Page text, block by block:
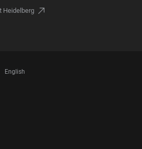
Heidelberg
English